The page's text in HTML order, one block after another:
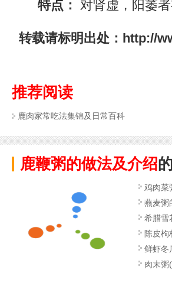
特点： 对肾虚，阳萎
转载请标明出处：http://
推荐阅读
鹿肉家常吃法集锦及日常百科
鹿鞭粥的做法及介绍
鸡肉菜
燕麦粥
希腊雪
陈皮枸
鲜虾冬
肉末粥